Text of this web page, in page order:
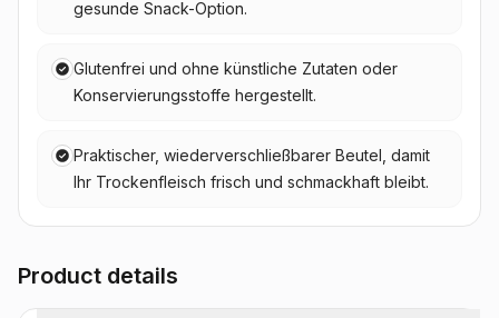
gesunde Snack-Option.
Glutenfrei und ohne künstliche Zutaten oder
Konservierungsstoffe hergestellt.
Praktischer, wiederverschließbarer Beutel, damit
Ihr Trockenfleisch frisch und schmackhaft bleibt.
Product details